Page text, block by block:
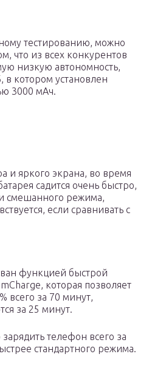
тестированию, можно
что из всех конкурентов
низкую автономность,
в котором установлен
3000 мАч.
и яркого экрана, во время
садится очень быстро,
смешанного режима,
если сравнивать с
функцией быстрой
которая позволяет
всего за 70 минут,
за 25 минут.
телефон всего за
стандартного режима.